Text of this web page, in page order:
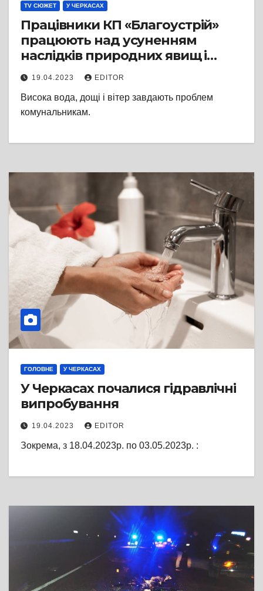
TV СЮЖЕТ У ЧЕРКАСАХ
Працівники КП «Благоустрій»
працюють над усуненням
наслідків природних явищ і
готуються до початку
купального сезону
19.04.2023 EDITOR
Висока вода, дощі і вітер завдають проблем
комунальникам.
ГОЛОВНЕ У ЧЕРКАСАХ
У Черкасах почалися гідравлічні
випробування
19.04.2023 EDITOR
Зокрема, з 18.04.2023р. по 03.05.2023р. :